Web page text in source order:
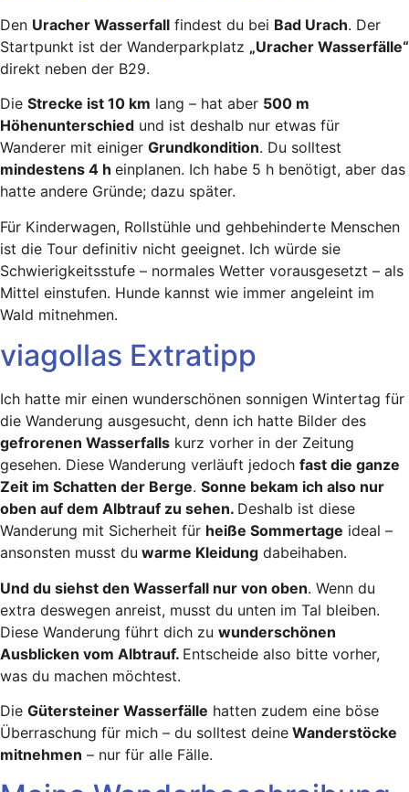
Den Uracher Wasserfall findest du bei Bad Urach. Der
Startpunkt ist der Wanderparkplatz „Uracher Wasserfälle“
direkt neben der B29.
Die Strecke ist 10 km lang – hat aber 500 m
Höhenunterschied und ist deshalb nur etwas für
Wanderer mit einiger Grundkondition. Du solltest
mindestens 4 h einplanen. Ich habe 5 h benötigt, aber das
hatte andere Gründe; dazu später.
Für Kinderwagen, Rollstühle und gehbehinderte Menschen
ist die Tour definitiv nicht geeignet. Ich würde sie
Schwierigkeitsstufe – normales Wetter vorausgesetzt – als
Mittel einstufen. Hunde kannst wie immer angeleint im
Wald mitnehmen.
viagollas Extratipp
Ich hatte mir einen wunderschönen sonnigen Wintertag für
die Wanderung ausgesucht, denn ich hatte Bilder des
gefrorenen Wasserfalls kurz vorher in der Zeitung
gesehen. Diese Wanderung verläuft jedoch fast die ganze
Zeit im Schatten der Berge. Sonne bekam ich also nur
oben auf dem Albtrauf zu sehen. Deshalb ist diese
Wanderung mit Sicherheit für heiße Sommertage ideal –
ansonsten musst du warme Kleidung dabeihaben.
Und du siehst den Wasserfall nur von oben. Wenn du
extra deswegen anreist, musst du unten im Tal bleiben.
Diese Wanderung führt dich zu wunderschönen
Ausblicken vom Albtrauf. Entscheide also bitte vorher,
was du machen möchtest.
Die Gütersteiner Wasserfälle hatten zudem eine böse
Überraschung für mich – du solltest deine Wanderstöcke
mitnehmen – nur für alle Fälle.